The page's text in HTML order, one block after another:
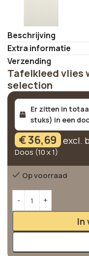
Beschrijving
Extra informatie
Verzending
Tafelkleed vlies
selection
Er zitten in
stuks) in een
€36,69 excl.
Doos (10 x 1)
Op voorraad
In